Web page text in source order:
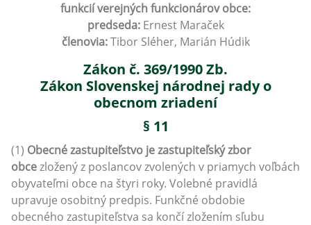
funkcií verejných funkcionárov obce:
predseda:Ernest Maraček
členovia:Tibor Sléher, Marián Húdik
Zákon č. 369/1990 Zb.
Zákon Slovenskej národnej rady o
obecnom zriadení
§ 11
(1) Obecné zastupiteľstvo je zastupiteľský zbor
obcezložený z poslancov zvolených v priamych voľbách
obyvateľmi obce na štyri roky. Volebné pravidlá
upravuje osobitný predpis. Funkčné obdobie
obecného zastupiteľstva sa končí zložením sľubu